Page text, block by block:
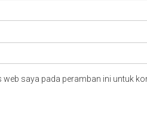
saya pada peramban ini untuk